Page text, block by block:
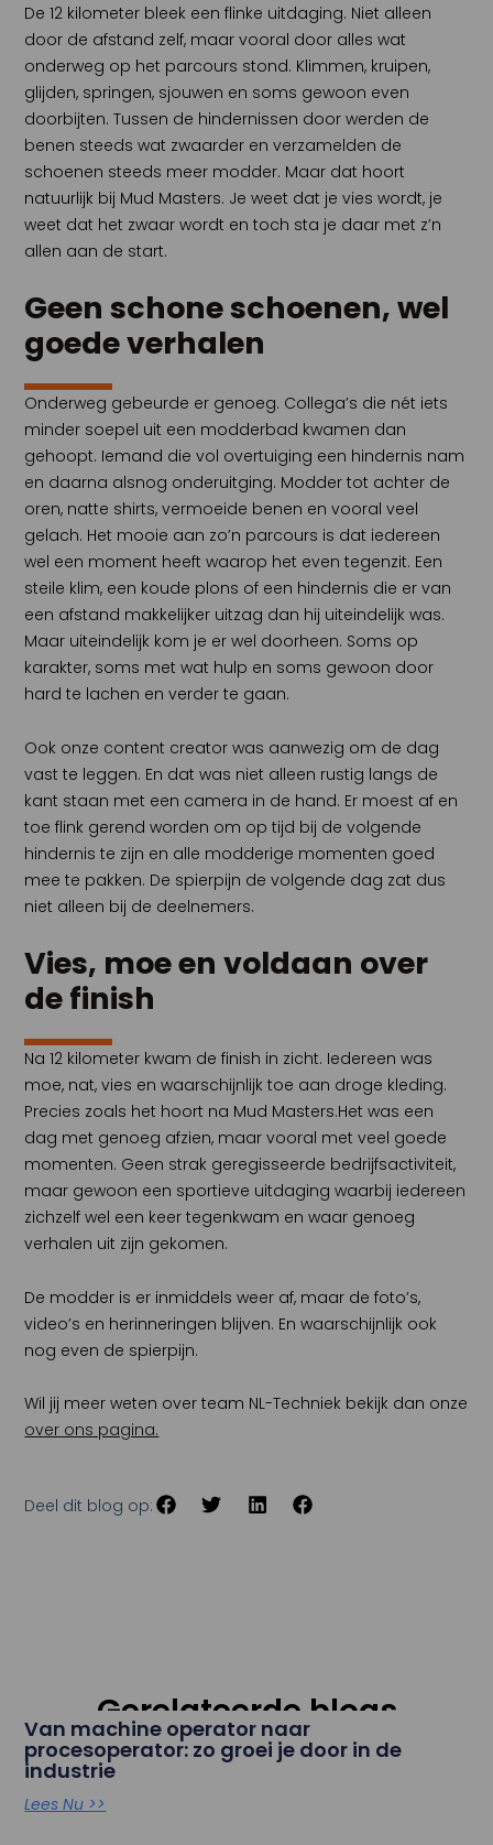
De 12 kilometer bleek een flinke uitdaging. Niet alleen
door de afstand zelf, maar vooral door alles wat
onderweg op het parcours stond. Klimmen, kruipen,
glijden, springen, sjouwen en soms gewoon even
doorbijten. Tussen de hindernissen door werden de
benen steeds wat zwaarder en verzamelden de
schoenen steeds meer modder. Maar dat hoort
natuurlijk bij Mud Masters. Je weet dat je vies wordt, je
weet dat het zwaar wordt en toch sta je daar met z’n
allen aan de start.
Geen schone schoenen, wel
goede verhalen
Onderweg gebeurde er genoeg. Collega’s die nét iets
minder soepel uit een modderbad kwamen dan
gehoopt. Iemand die vol overtuiging een hindernis nam
en daarna alsnog onderuitging. Modder tot achter de
oren, natte shirts, vermoeide benen en vooral veel
gelach. Het mooie aan zo’n parcours is dat iedereen
wel een moment heeft waarop het even tegenzit. Een
steile klim, een koude plons of een hindernis die er van
een afstand makkelijker uitzag dan hij uiteindelijk was.
Maar uiteindelijk kom je er wel doorheen. Soms op
karakter, soms met wat hulp en soms gewoon door
hard te lachen en verder te gaan.
Ook onze content creator was aanwezig om de dag
vast te leggen. En dat was niet alleen rustig langs de
kant staan met een camera in de hand. Er moest af en
toe flink gerend worden om op tijd bij de volgende
hindernis te zijn en alle modderige momenten goed
mee te pakken. De spierpijn de volgende dag zat dus
niet alleen bij de deelnemers.
Vies, moe en voldaan over
de finish
Na 12 kilometer kwam de finish in zicht. Iedereen was
moe, nat, vies en waarschijnlijk toe aan droge kleding.
Precies zoals het hoort na Mud Masters.Het was een
dag met genoeg afzien, maar vooral met veel goede
momenten. Geen strak geregisseerde bedrijfsactiviteit,
maar gewoon een sportieve uitdaging waarbij iedereen
zichzelf wel een keer tegenkwam en waar genoeg
verhalen uit zijn gekomen.
De modder is er inmiddels weer af, maar de foto’s,
video’s en herinneringen blijven. En waarschijnlijk ook
nog even de spierpijn.
Wil jij meer weten over team NL-Techniek bekijk dan onze
over ons pagina.
Deel dit blog op:
Gerelateerde blogs
Van machine operator naar
procesoperator: zo groei je door in de
industrie
Lees Nu >>